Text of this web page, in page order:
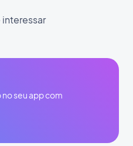
seu app com